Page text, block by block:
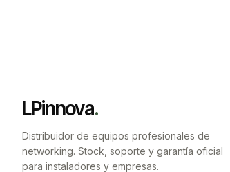
LPinnova.
Distribuidor de equipos profesionales de
networking. Stock, soporte y garantía oficial
para instaladores y empresas.